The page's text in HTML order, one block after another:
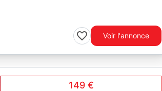
Voir l'annonce
149 €